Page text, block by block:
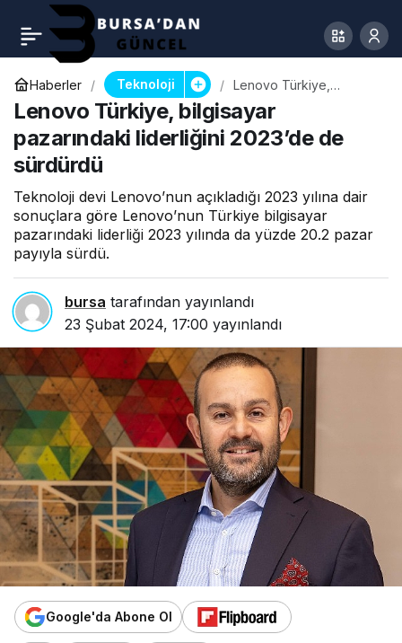
Haberler Teknoloji
Lenovo Türkiye,
liderliğini 2023’de de
sürdürdü
Lenovo Türkiye, bilgisayar
pazarındaki liderliğini 2023’de de
sürdürdü
Teknoloji devi Lenovo’nun açıkladığı 2023 yılına dair
sonuçlara göre Lenovo’nun Türkiye bilgisayar
pazarındaki liderliği 2023 yılında da yüzde 20.2 pazar
payıyla sürdü.
bursa tarafından yayınlandı
23 Şubat 2024, 17:00 yayınlandı
Google'da Abone Ol